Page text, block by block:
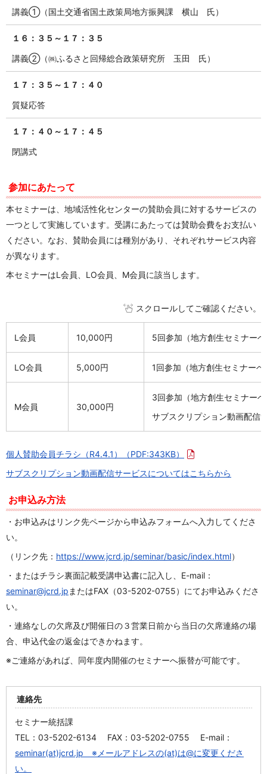
講義①（国土交通省国土政策局地方振興課 横山 氏）
１６：３５～１７：３５
講義②（㈱ふるさと回帰総合政策研究所 玉田 氏）
１７：３５～１７：４０
質疑応答
１７：４０～１７：４５
閉講式
参加にあたって
本セミナーは、地域活性化センターの賛助会員に対するサービスの
一つとして実施しています。受講にあたっては賛助会費をお支払い
ください。なお、賛助会員には種別があり、それぞれサービス内容
が異なります。
本セミナーはL会員、LO会員、M会員に該当します。
スクロールしてご確認ください。
L会員 10,000円 5回参加（地方創生セミナー
LO会員 5,000円 1回参加（地方創生セミナー
M会員 30,000円
3回参加（地方創生セミナー
サブスクリプション動画配信
個人賛助会員チラシ（R4.4.1）
（PDF:343KB）
サブスクリプション動画配信サービスについてはこちらから
お申込み方法
・お申込みはリンク先ページから申込みフォームへ入力してくださ
い。
（リンク先： https://www.jcrd.jp/seminar/basic/index.html）
・またはチラシ裏面記載受講申込書に記入し、E-mail：
seminar@jcrd.jp またはFAX（03-5202-0755）にてお申込みくださ
い。
・連絡なしの欠席及び開催日の３営業日前から当日の欠席連絡の場
合、申込代金の返金はできかねます。
※ご連絡があれば、同年度内開催のセミナーへ振替が可能です。
連絡先
セミナー統括課
TEL：03-5202-6134 FAX：03-5202-0755 E-mail：
seminar(at)jcrd.jp ※メールアドレスの(at)は@に変更くださ
い。